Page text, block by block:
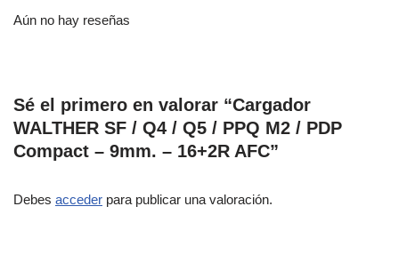
Aún no hay reseñas
Sé el primero en valorar “Cargador
WALTHER SF / Q4 / Q5 / PPQ M2 / PDP
Compact – 9mm. – 16+2R AFC”
Debes acceder para publicar una valoración.